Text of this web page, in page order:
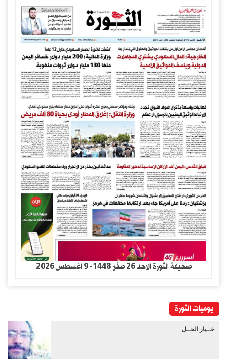
صحيفة الثورة الاحد 26 صفر 1448- 9 اغسطس 2026
يوميات الثورة
خــيار الحــل